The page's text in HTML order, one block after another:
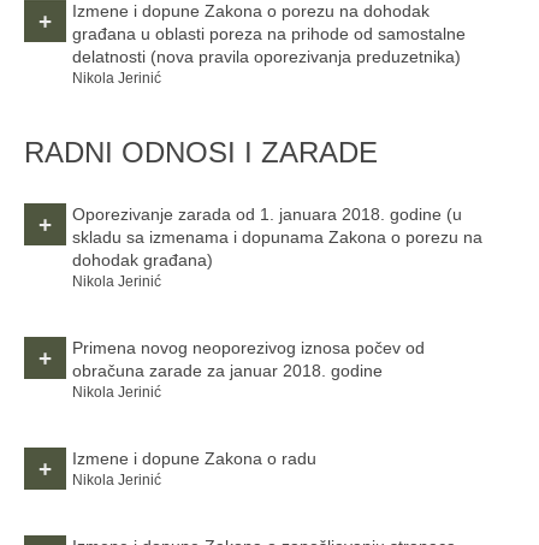
+
Izmene i dopune Zakona o porezu na dohodak
građana u oblasti poreza na prihode od samostalne
delatnosti (nova pravila oporezivanja preduzetnika)
Nikola Jerinić
RADNI ODNOSI I ZARADE
+ Oporezivanje zarada od 1. januara 2018. godine (u
skladu sa izmenama i dopunama Zakona o porezu na
dohodak građana)
Nikola Jerinić
+
Primena novog neoporezivog iznosa počev od
obračuna zarade za januar 2018. godine
Nikola Jerinić
+ Izmene i dopune Zakona o radu
Nikola Jerinić